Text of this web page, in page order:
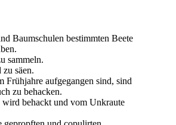
Baumschulen bestimmten Beete
sammeln.
säen.
Frühjahre aufgegangen sind, sind
zu behacken.
behackt und vom Unkraute